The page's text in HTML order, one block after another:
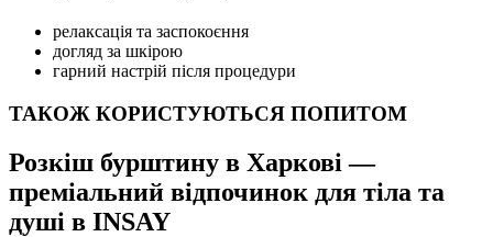
релаксація та заспокоєння
догляд за шкірою
гарний настрій після процедури
ТАКОЖ КОРИСТУЮТЬСЯ ПОПИТОМ
Розкіш бурштину в Харкові —
преміальний відпочинок для тіла та
душі в INSAY